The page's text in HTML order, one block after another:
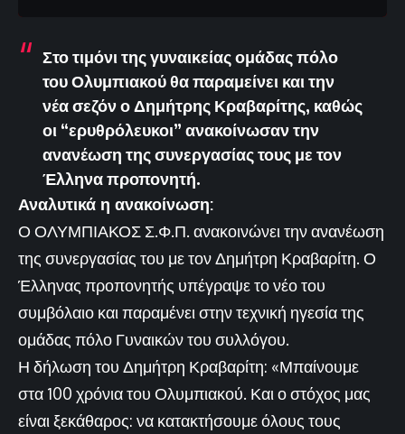
Στο τιμόνι της γυναικείας ομάδας πόλο
του Ολυμπιακού θα παραμείνει και την
νέα σεζόν ο Δημήτρης Κραβαρίτης, καθώς
οι “ερυθρόλευκοι” ανακοίνωσαν την
ανανέωση της συνεργασίας τους με τον
Έλληνα προπονητή.
Αναλυτικά η ανακοίνωση:
Ο ΟΛΥΜΠΙΑΚΟΣ Σ.Φ.Π. ανακοινώνει την ανανέωση
της συνεργασίας του με τον Δημήτρη Κραβαρίτη. Ο
Έλληνας προπονητής υπέγραψε το νέο του
συμβόλαιο και παραμένει στην τεχνική ηγεσία της
ομάδας πόλο Γυναικών του συλλόγου.
Η δήλωση του Δημήτρη Κραβαρίτη: «Μπαίνουμε
στα 100 χρόνια του Ολυμπιακού. Και ο στόχος μας
είναι ξεκάθαρος: να κατακτήσουμε όλους τους